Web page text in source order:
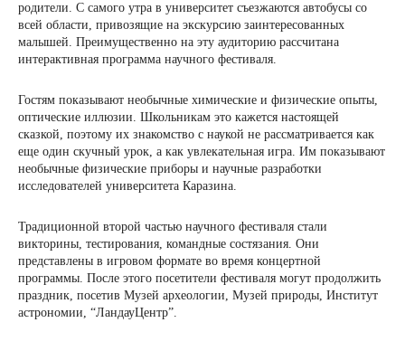
родители. С самого утра в университет съезжаются автобусы со
всей области, привозящие на экскурсию заинтересованных
малышей. Преимущественно на эту аудиторию рассчитана
интерактивная программа научного фестиваля.
Гостям показывают необычные химические и физические опыты,
оптические иллюзии. Школьникам это кажется настоящей
сказкой, поэтому их знакомство с наукой не рассматривается как
еще один скучный урок, а как увлекательная игра. Им показывают
необычные физические приборы и научные разработки
исследователей университета Каразина.
Традиционной второй частью научного фестиваля стали
викторины, тестирования, командные состязания. Они
представлены в игровом формате во время концертной
программы. После этого посетители фестиваля могут продолжить
праздник, посетив Музей археологии, Музей природы, Институт
астрономии, “ЛандауЦентр”.